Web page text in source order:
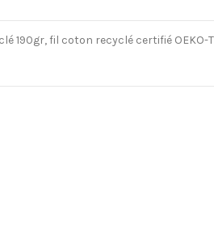
190gr, fil coton recyclé certifié OEKO-